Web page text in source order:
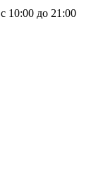
10:00 до 21:00